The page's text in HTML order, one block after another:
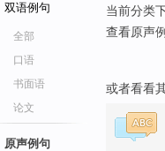
双语例句
全部
口语
书面语
论文
原声例句
当前分类
查看原声
或者看看